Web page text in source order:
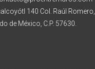
140 Col. Raúl Romero,
de México, C.P. 57630.